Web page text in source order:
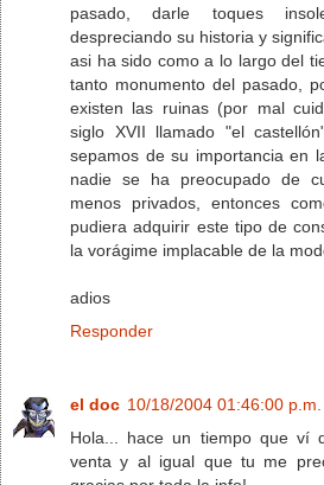
pasado, darle toques
despreciando su historia y
asi ha sido como a lo largo del
tanto monumento del pasado,
existen las ruinas (por mal
siglo XVII llamado "el
sepamos de su importancia en
nadie se ha preocupado de
menos privados, entonces
pudiera adquirir este tipo de
la vorágime implacable de la
adios
Responder
el doc 10/18/2004 01:46:00 p.m.
Hola... hace un tiempo que ví
venta y al igual que tu me